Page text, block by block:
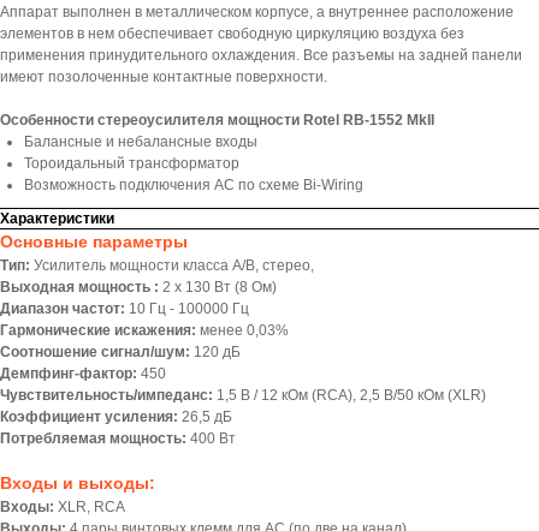
Аппарат выполнен в металлическом корпусе, а внутреннее расположение
элементов в нем обеспечивает свободную циркуляцию воздуха без
применения принудительного охлаждения. Все разъемы на задней панели
имеют позолоченные контактные поверхности.
Особенности стереоусилителя мощности Rotel RB-1552 MkII
Балансные и небалансные входы
Тороидальный трансформатор
Возможность подключения АС по схеме Bi-Wiring
Характеристики
Основные параметры
Тип: Усилитель мощности класса А/В, стерео,
Выходная мощность : 2 х 130 Вт (8 Ом)
Диапазон частот: 10 Гц - 100000 Гц
Гармонические искажения: менее 0,03%
Соотношение сигнал/шум: 120 дБ
Демпфинг-фактор: 450
Чувствительность/импеданс: 1,5 В / 12 кОм (RCA), 2,5 В/50 кОм (XLR)
Коэффициент усиления: 26,5 дБ
Потребляемая мощность: 400 Вт
Входы и выходы:
Входы: XLR, RCA